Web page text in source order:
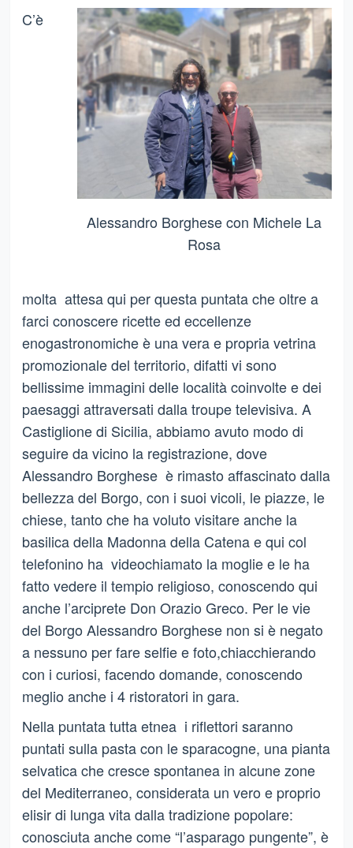
Alessandro Borghese con Michele La
Rosa
C’è
molta attesa qui per questa puntata che oltre a
farci conoscere ricette ed eccellenze
enogastronomiche è una vera e propria vetrina
promozionale del territorio, difatti vi sono
bellissime immagini delle località coinvolte e dei
paesaggi attraversati dalla troupe televisiva. A
Castiglione di Sicilia, abbiamo avuto modo di
seguire da vicino la registrazione, dove
Alessandro Borghese è rimasto affascinato dalla
bellezza del Borgo, con i suoi vicoli, le piazze, le
chiese, tanto che ha voluto visitare anche la
basilica della Madonna della Catena e qui col
telefonino ha videochiamato la moglie e le ha
fatto vedere il tempio religioso, conoscendo qui
anche l’arciprete Don Orazio Greco. Per le vie
del Borgo Alessandro Borghese non si è negato
a nessuno per fare selfie e foto,chiacchierando
con i curiosi, facendo domande, conoscendo
meglio anche i 4 ristoratori in gara.
Nella puntata tutta etnea i riflettori saranno
puntati sulla pasta con le sparacogne, una pianta
selvatica che cresce spontanea in alcune zone
del Mediterraneo, considerata un vero e proprio
elisir di lunga vita dalla tradizione popolare:
conosciuta anche come “l’asparago pungente”, è